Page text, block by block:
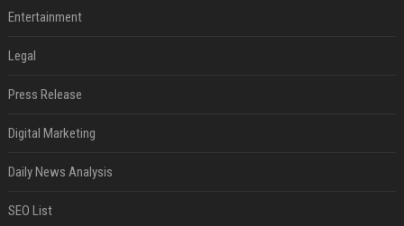
Entertainment
Legal
Press Release
Digital Marketing
Daily News Analysis
SEO List